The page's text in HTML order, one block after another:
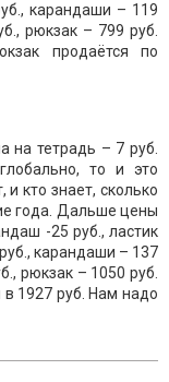
карандаши – 119
рюкзак – 799 руб.
продаётся по
на тетрадь – 7 руб.
то и это
кто знает, сколько
года. Дальше цены
-25 руб., ластик
карандаши – 137
рюкзак – 1050 руб.
1927 руб. Нам надо